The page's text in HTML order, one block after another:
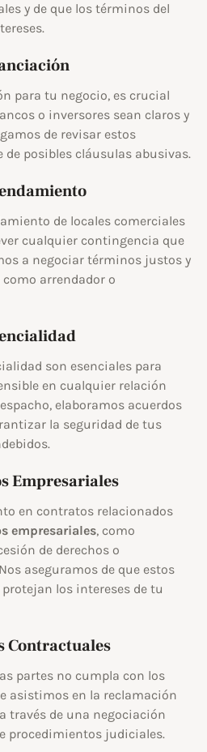
y de que los términos del
para tu negocio, es crucial
o inversores sean claros y
de revisar estos
de posibles cláusulas abusivas.
de locales comerciales
cualquier contingencia que
a negociar términos justos y
arrendador o
son esenciales para
en cualquier relación
elaboramos acuerdos
la seguridad de tus
Empresariales
en contratos relacionados
empresariales, como
de derechos o
aseguramos de que estos
los intereses de tu
Contractuales
partes no cumpla con los
asistimos en la reclamación
través de una negociación
procedimientos judiciales.